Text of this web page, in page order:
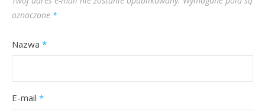
oznaczone *
Nazwa *
E-mail *